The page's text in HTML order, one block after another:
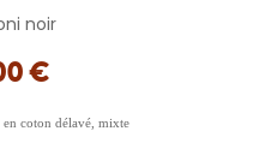
noir
€
coton délavé, mixte